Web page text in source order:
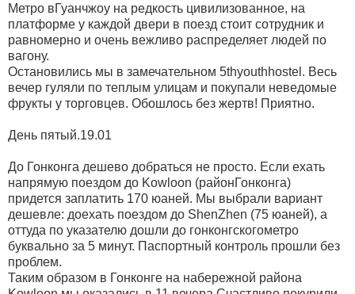
Метро вГуанчжоу на редкость цивилизованное, на
платформе у каждой двери в поезд стоит сотрудник и
равномерно и очень вежливо распределяет людей по
вагону.
Остановились мы в замечательном 5thyouthhostel. Весь
вечер гуляли по теплым улицам и покупали неведомые
фрукты у торговцев. Обошлось без жертв! Приятно.
День пятый.19.01
До Гонконга дешево добраться не просто. Если ехать
напрямую поездом до Kowloon (районГонконга)
придется заплатить 170 юаней. Мы выбрали вариант
дешевле: доехать поездом до ShenZhen (75 юаней), а
оттуда по указателю дошли до гонконгскогометро
буквально за 5 минут. Паспортный контроль прошли без
проблем.
Таким образом в Гонконге на набережной района